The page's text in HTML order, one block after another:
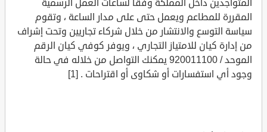
المتواجدين داخل المملكة وفقُا لساعات العمل الرسمية
المقررة للمطاعم ويعمل حتى على مدار الساعة ، وتقوم
سياسة التوسع والانتشار من خلال شركاء تجاريين وتحت إشراف
من إدارة كيان للامتياز التجاري ، ويوفر كوفي كيان الرقم
الموحد / 920011100 يمكنك التواصل من خلاله في حالة
وجود أي استفسارات أو شكاوى أو اقتراحات . [1]